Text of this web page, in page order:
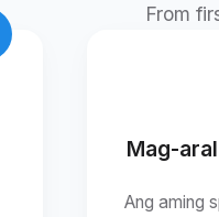
From
Mag-
Ang aming